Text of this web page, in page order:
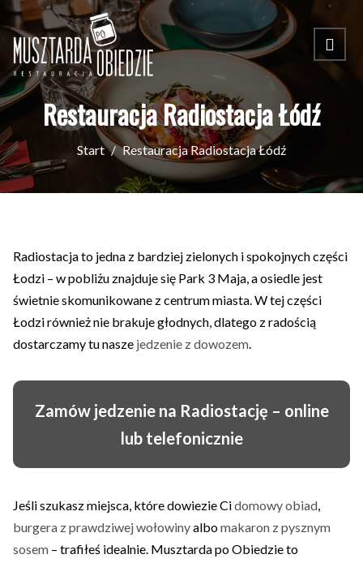
Restauracja Radiostacja Łódź
Start Restauracja Radiostacja Łódź
Radiostacja to jedna z bardziej zielonych i spokojnych części
Łodzi – w pobliżu znajduje się Park 3 Maja, a osiedle jest
świetnie skomunikowane z centrum miasta. W tej części
Łodzi również nie brakuje głodnych, dlatego z radością
dostarczamy tu nasze jedzenie z dowozem
Zamów jedzenie na Radiostację – online
lub telefonicznie
Jeśli szukasz miejsca, które dowiezie Cidomowy obiad
burgera z prawdziwej wołowinyalbomakaron z pysznym
sosem – trafiłeś idealnie. Musztarda po Obiedzie to